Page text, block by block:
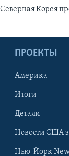
Северная Корея
ПРОЕКТЫ
Америка
Итоги
Детали
Новости США
Нью-Йорк